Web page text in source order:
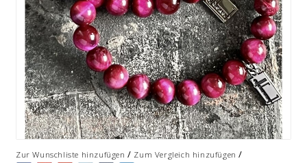
Zur Wunschliste hinzufügen / Zum Vergleich hinzufügen /